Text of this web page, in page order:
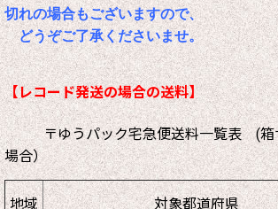
切れの場合もございますので、
どうぞご了承くださいませ。
【レコード発送の場合の送料】
〒ゆうパック宅急便送料一覧表 (箱
場合）
地域 対象都道府県